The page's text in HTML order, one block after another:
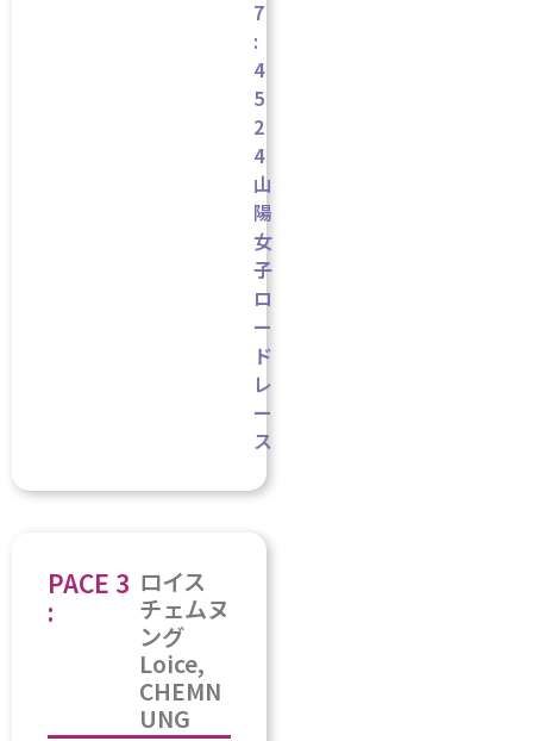
7
:
4
5
2
4
山
陽
女
子
ロ
ー
ド
レ
ー
ス
PACE 3
:
ロイス
チェムヌ
ング
Loice,
CHEMN
UNG